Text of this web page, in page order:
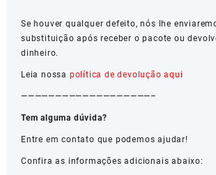
Se houver qualquer defeito, nós lhe
substituição após receber o pacote ou
dinheiro.
Leia nossa política de devolução aqui
———————————————————–
Tem alguma dúvida?
Entre em contato que podemos ajudar!
Confira as informações adicionais abaixo: